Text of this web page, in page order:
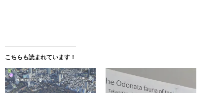
こちらも読まれています！